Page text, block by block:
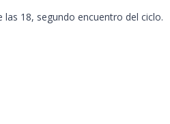
las 18, segundo encuentro del ciclo.